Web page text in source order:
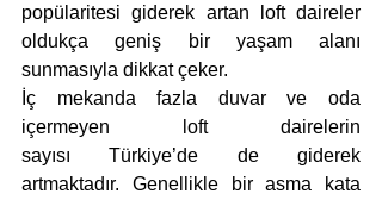
popülaritesi giderek artan loft daireler
oldukça geniş bir yaşam alanı
sunmasıyla dikkat çeker.
İç mekanda fazla duvar ve oda
içermeyen loft dairelerin
sayısı Türkiye’de de giderek
artmaktadır. Genellikle bir asma kata